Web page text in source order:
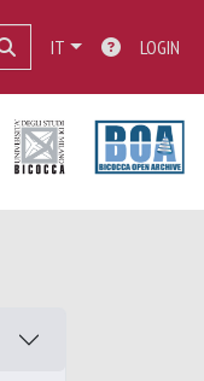
IT LOGIN